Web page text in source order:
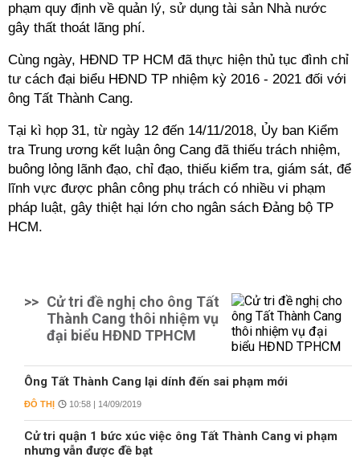
phạm quy định về quản lý, sử dụng tài sản Nhà nước
gây thất thoát lãng phí.
Cùng ngày, HĐND TP HCM đã thực hiện thủ tục đình chỉ
tư cách đại biểu HĐND TP nhiệm kỳ 2016 - 2021 đối với
ông Tất Thành Cang.
Tại kì họp 31, từ ngày 12 đến 14/11/2018, Ủy ban Kiểm
tra Trung ương kết luận ông Cang đã thiếu trách nhiệm,
buông lỏng lãnh đạo, chỉ đạo, thiếu kiểm tra, giám sát, để
lĩnh vực được phân công phụ trách có nhiều vi phạm
pháp luật, gây thiệt hại lớn cho ngân sách Đảng bộ TP
HCM.
>> Cử tri đề nghị cho ông Tất
Thành Cang thôi nhiệm vụ
đại biểu HĐND TPHCM
Ông Tất Thành Cang lại dính đến sai phạm mới
ĐÔ THỊ 10:58 | 14/09/2019
Cử tri quận 1 bức xúc việc ông Tất Thành Cang vi phạm
nhưng vẫn được đề bạt